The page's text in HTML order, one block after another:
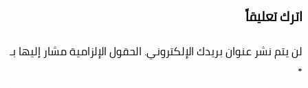
اترك تعليقاً
لن يتم نشر عنوان بريدك الإلكتروني. الحقول الإلزامية مشار إليها بـ
*